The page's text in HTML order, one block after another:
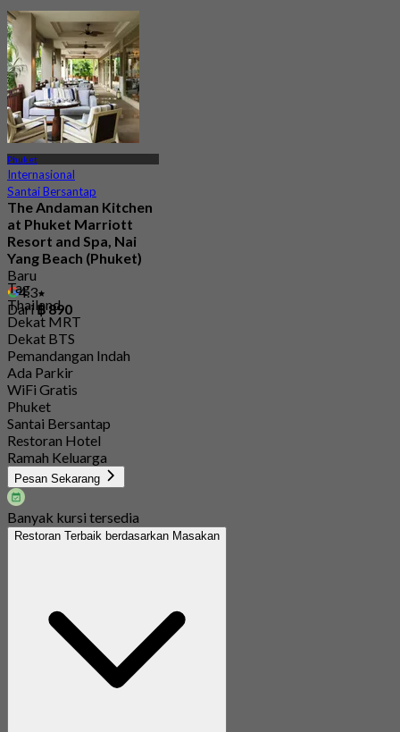
Phuket
Internasional
Santai Bersantap
The Andaman Kitchen
at Phuket Marriott
Resort and Spa, Nai
Yang Beach (Phuket)
Baru
4.3
Dari฿ 890
Tag
Thailand
Dekat MRT
Dekat BTS
Pemandangan Indah
Ada Parkir
WiFi Gratis
Phuket
Santai Bersantap
Restoran Hotel
Ramah Keluarga
Pesan Sekarang
Banyak kursi tersedia
Restoran Terbaik berdasarkan Masakan